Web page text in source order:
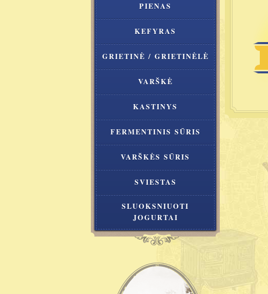
PIENAS
KEFYRAS
GRIETINĖ / GRIETINĖLĖ
VARŠKĖ
KASTINYS
FERMENTINIS SŪRIS
VARŠKĖS SŪRIS
SVIESTAS
SLUOKSNIUOTI
JOGURTAI